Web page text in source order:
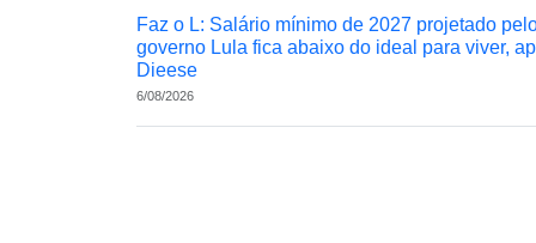
Faz o L: Salário mínimo de 2027 projetado
governo Lula fica abaixo do ideal para viver,
Dieese
6/08/2026